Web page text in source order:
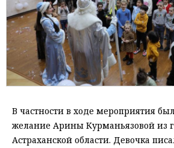
В частности в ходе мероприятия
желание Арины Курманьязовой из
Астраханской области. Девочка